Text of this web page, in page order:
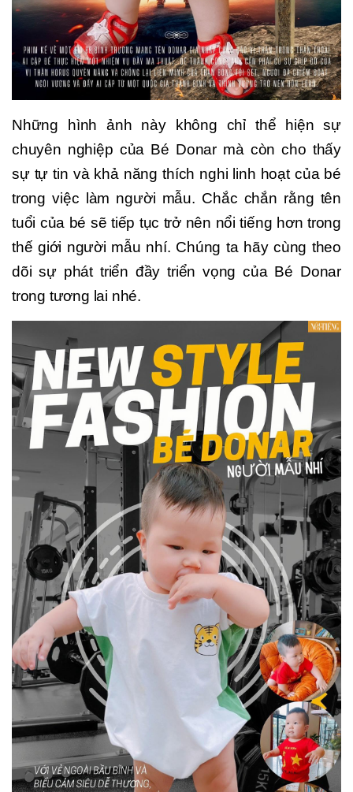
Những hình ảnh này không chỉ thể hiện sự
chuyên nghiệp của Bé Donar mà còn cho thấy
sự tự tin và khả năng thích nghi linh hoạt của bé
trong việc làm người mẫu. Chắc chắn rằng tên
tuổi của bé sẽ tiếp tục trở nên nổi tiếng hơn trong
thế giới người mẫu nhí. Chúng ta hãy cùng theo
dõi sự phát triển đầy triển vọng của Bé Donar
trong tương lai nhé.